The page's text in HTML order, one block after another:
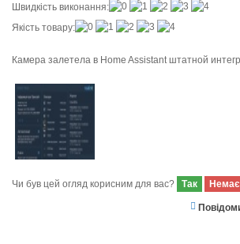
Швидкість виконання:
Якість товару:
Камера залетела в Home Assistant штатной
Чи був цей огляд корисним для вас? Так Немає